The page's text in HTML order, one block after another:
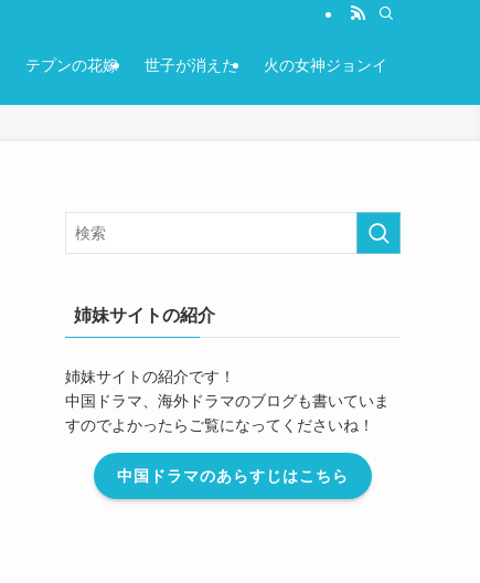
テプンの花嫁 世子が消えた 火の女神ジョンイ
姉妹サイトの紹介
姉妹サイトの紹介です！
中国ドラマ、海外ドラマのブログも書いていま
すのでよかったらご覧になってくださいね！
中国ドラマのあらすじはこちら